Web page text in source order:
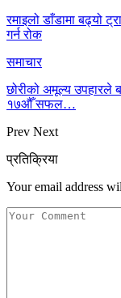
रमाइलो डाँडामा बढ्यो
गर्न रोक
समाचार
छोरीको अमूल्य उपहारले
१७औँ सफल…
Prev Next
प्रतिक्रिया
Your email address